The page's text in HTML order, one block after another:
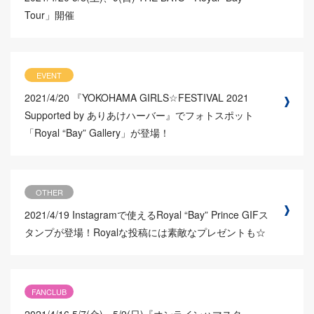
Tour」開催
EVENT
2021/4/20
『YOKOHAMA GIRLS☆FESTIVAL 2021
Supported by ありあけハーバー』でフォトスポット
「Royal “Bay” Gallery」が登場！
OTHER
2021/4/19 Instagramで使えるRoyal “Bay” Prince GIFス
タンプが登場！Royalな投稿には素敵なプレゼントも☆
FANCLUB